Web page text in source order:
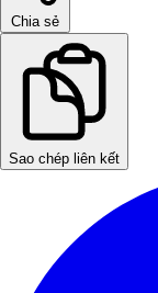
Chia sẻ
Sao chép liên kết